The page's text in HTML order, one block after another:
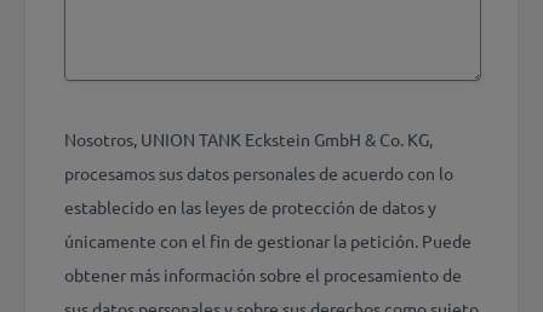
Nosotros, UNION TANK Eckstein GmbH & Co. KG,
procesamos sus datos personales de acuerdo con lo
establecido en las leyes de protección de datos y
únicamente con el fin de gestionar la petición. Puede
obtener más información sobre el procesamiento de